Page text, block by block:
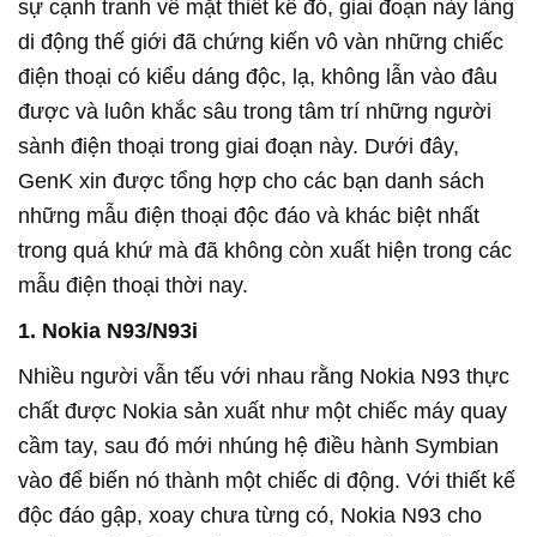
sự cạnh tranh về mặt thiết kế đó, giai đoạn này làng
di động thế giới đã chứng kiến vô vàn những chiếc
điện thoại có kiểu dáng độc, lạ, không lẫn vào đâu
được và luôn khắc sâu trong tâm trí những người
sành điện thoại trong giai đoạn này. Dưới đây,
GenK xin được tổng hợp cho các bạn danh sách
những mẫu điện thoại độc đáo và khác biệt nhất
trong quá khứ mà đã không còn xuất hiện trong các
mẫu điện thoại thời nay.
1. Nokia N93/N93i
Nhiều người vẫn tếu với nhau rằng Nokia N93 thực
chất được Nokia sản xuất như một chiếc máy quay
cầm tay, sau đó mới nhúng hệ điều hành Symbian
vào để biến nó thành một chiếc di động. Với thiết kế
độc đáo gập, xoay chưa từng có, Nokia N93 cho